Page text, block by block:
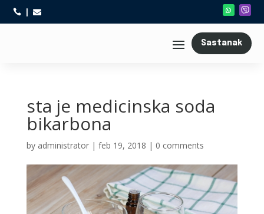
 
Sastanak
sta je medicinska soda
bikarbona
by administrator| feb 19, 2018 | 0 comments